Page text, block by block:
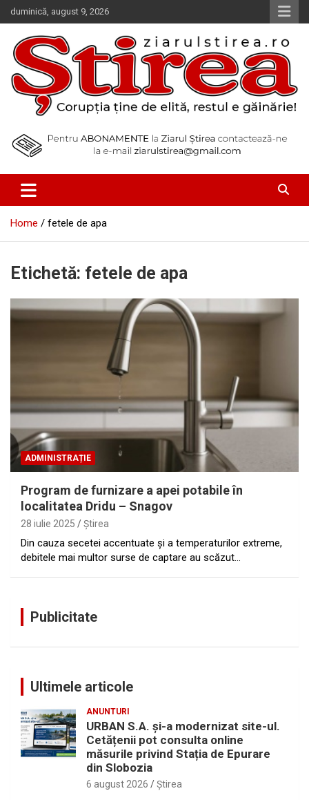
Skip
to
content
duminică, august 9, 2026
Ziarul Știrea
Home fetele de apa
Etichetă: fetele de apa
ADMINISTRAȚIE
Program de furnizare a apei potabile în
localitatea Dridu – Snagov
28 iulie 2025 Ştirea
Din cauza secetei accentuate și a temperaturilor extreme,
debitele mai multor surse de captare au scăzut…
Publicitate
Ultimele articole
ANUNTURI
URBAN S.A. și-a modernizat site-ul.
Cetățenii pot consulta online
măsurile privind Stația de Epurare
din Slobozia
6 august 2026 Ştirea